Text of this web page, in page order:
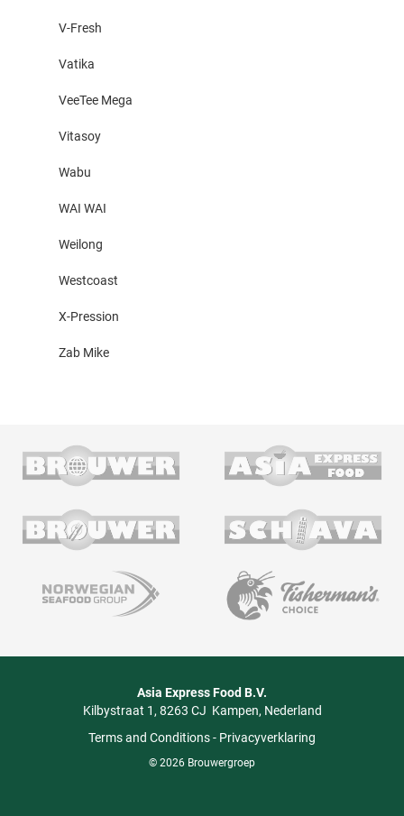
V-Fresh
Vatika
VeeTee Mega
Vitasoy
Wabu
WAI WAI
Weilong
Westcoast
X-Pression
Zab Mike
Asia Express Food B.V.
Kilbystraat 1 8263 CJ Kampen Nederland
Terms and Conditions- Privacyverklaring
© 2026 Brouwergroep